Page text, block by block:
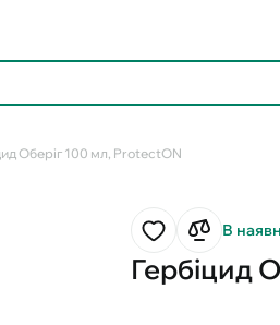
Оберіг 100 мл, ProtectON
В
Гербіцид